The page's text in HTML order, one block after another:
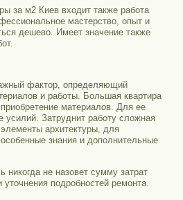
за м2 Киев входит также работа
мастерство, опыт и
дешево. Имеет значение также
фактор, определяющий
и работы. Большая квартира
материалов. Для ее
Затруднит работу сложная
архитектуры, для
знания и дополнительные
никогда не назовет сумму затрат
уточнения подробностей ремонта.